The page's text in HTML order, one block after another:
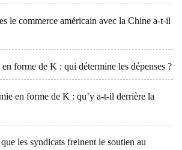
le commerce américain avec la Chine a-t-il
forme de K : qui détermine les dépenses ?
en forme de K : qu’y a-t-il derrière la
les syndicats freinent le soutien au